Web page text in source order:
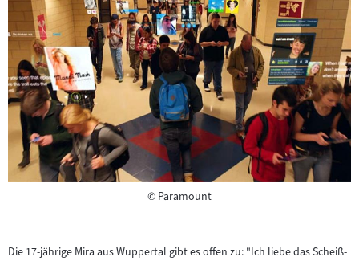
©Copyright
Paramount
Die 17-jährige Mira aus Wuppertal gibt es offen zu: "Ich liebe das Scheiß-